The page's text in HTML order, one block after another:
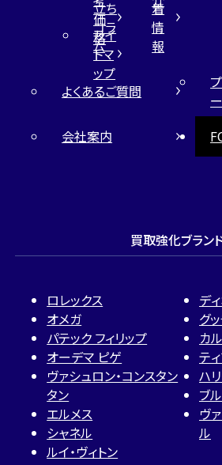
価
格
立ち
コラ
ム
着
情
報
サイ
トマ
ップ
よくあるご質問
ー
会社案内
買取強化ブラン
ロレックス
オメガ
パテック フィリップ
オーデマ ピゲ
ヴァシュロン・コンスタン
タン
エルメス
シャネル
ルイ・ヴィトン
デ
グ
カ
テ
ハ
ブ
ヴ
ル